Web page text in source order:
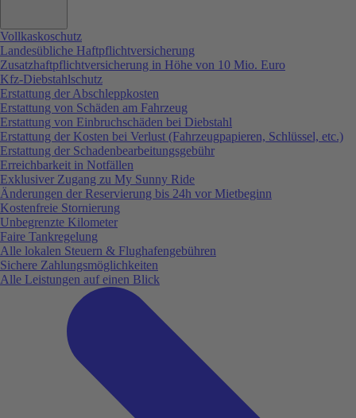
Vollkaskoschutz
Landesübliche Haftpflichtversicherung
Zusatzhaftpflichtversicherung in Höhe von 10 Mio. Euro
Kfz-Diebstahlschutz
Erstattung der Abschleppkosten
Erstattung von Schäden am Fahrzeug
Erstattung von Einbruchschäden bei Diebstahl
Erstattung der Kosten bei Verlust (Fahrzeugpapieren, Schlüssel, etc.)
Erstattung der Schadenbearbeitungsgebühr
Erreichbarkeit in Notfällen
Exklusiver Zugang zu My Sunny Ride
Änderungen der Reservierung bis 24h vor Mietbeginn
Kostenfreie Stornierung
Unbegrenzte Kilometer
Faire Tankregelung
Alle lokalen Steuern & Flughafengebühren
Sichere Zahlungsmöglichkeiten
Alle Leistungen auf einen Blick